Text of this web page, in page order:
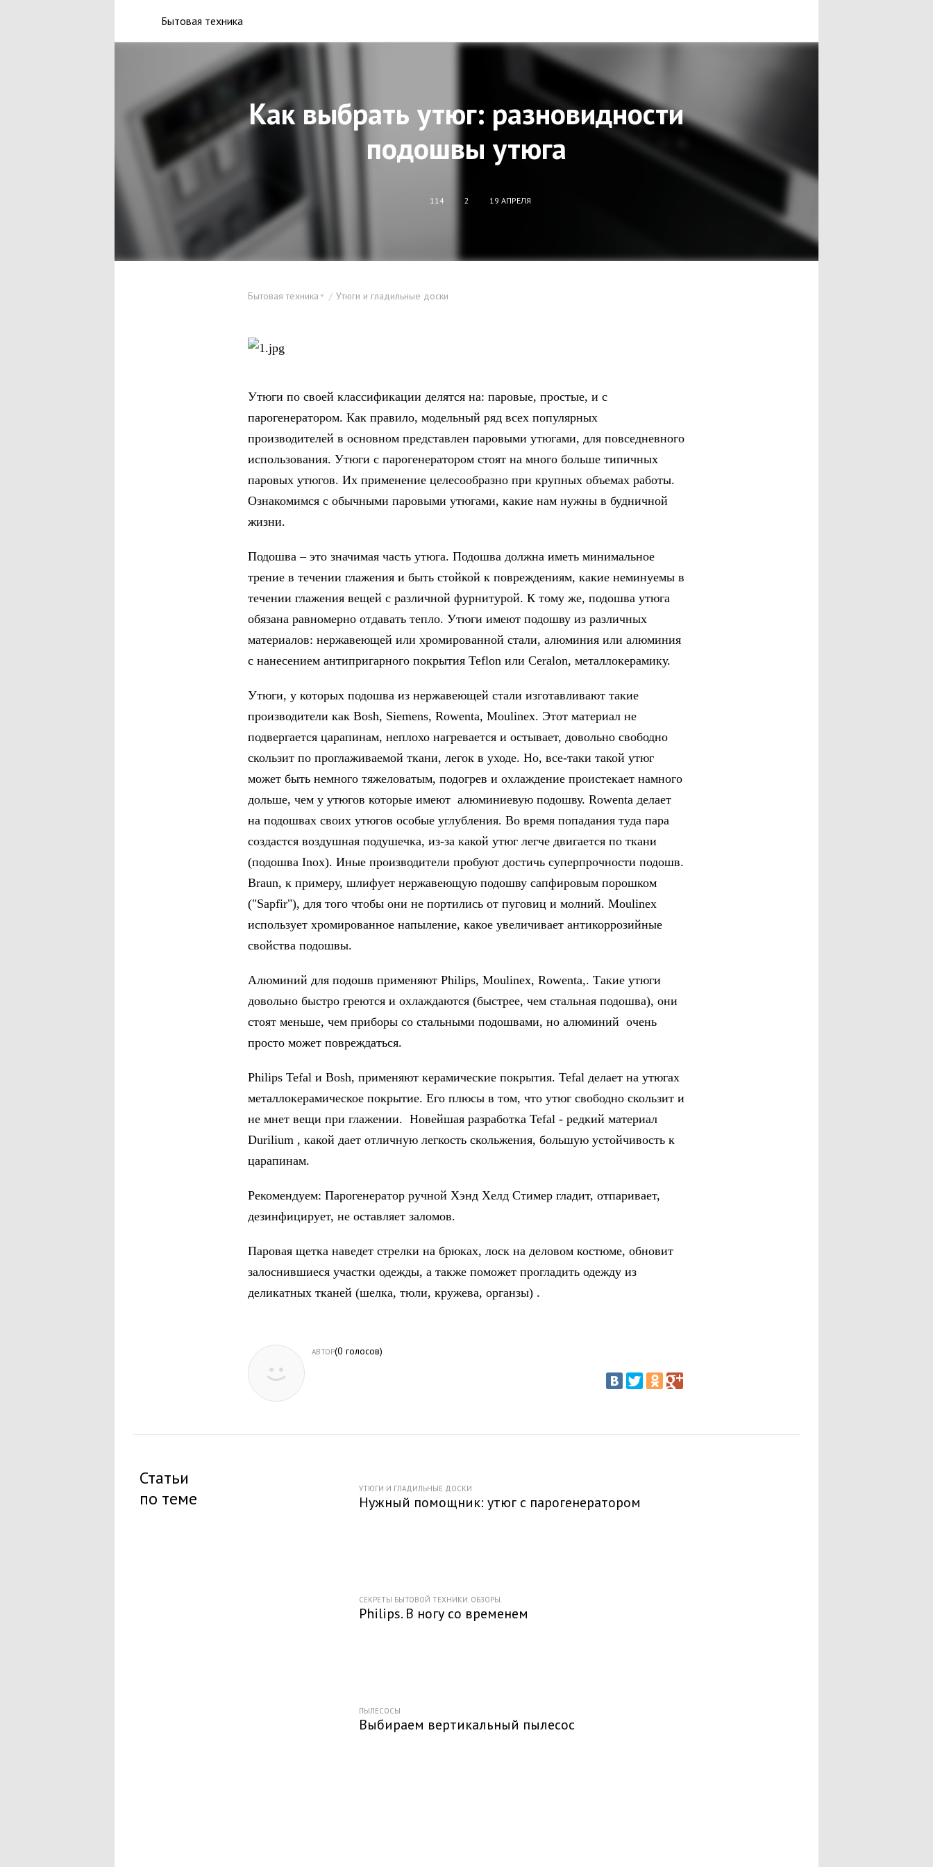
Бытовая техника
Как выбрать утюг: разновидности
подошвы утюга
114 2 19 АПРЕЛЯ
Бытовая техника Утюги и гладильные доски
Утюги по своей классификации делятся на: паровые, простые, и с
парогенератором. Как правило, модельный ряд всех популярных
производителей в основном представлен паровыми утюгами, для повседневного
использования. Утюги с парогенератором стоят на много больше типичных
паровых утюгов. Их применение целесообразно при крупных объемах работы.
Ознакомимся с обычными паровыми утюгами, какие нам нужны в будничной
жизни.
Подошва – это значимая часть утюга. Подошва должна иметь минимальное
трение в течении глажения и быть стойкой к повреждениям, какие неминуемы в
течении глажения вещей с различной фурнитурой. К тому же, подошва утюга
обязана равномерно отдавать тепло. Утюги имеют подошву из различных
материалов: нержавеющей или хромированной стали, алюминия или алюминия
с нанесением антипригарного покрытия Teflon или Ceralon, металлокерамику.
Утюги, у которых подошва из нержавеющей стали изготавливают такие
производители как Bosh, Siemens, Rowenta, Мoulinex. Этот материал не
подвергается царапинам, неплохо нагревается и остывает, довольно свободно
скользит по проглаживаемой ткани, легок в уходе. Но, все-таки такой утюг
может быть немного тяжеловатым, подогрев и охлаждение проистекает намного
дольше, чем у утюгов которые имеют алюминиевую подошву. Rowenta делает
на подошвах своих утюгов особые углубления. Во время попадания туда пара
создастся воздушная подушечка, из-за какой утюг легче двигается по ткани
(подошва Inox). Иные производители пробуют достичь суперпрочности подошв.
Braun, к примеру, шлифует нержавеющую подошву сапфировым порошком
("Sapfir"), для того чтобы они не портились от пуговиц и молний. Moulinex
использует хромированное напыление, какое увеличивает антикоррозийные
свойства подошвы.
Алюминий для подошв применяют Philips, Мoulinex, Rowenta,. Такие утюги
довольно быстро греются и охлаждаются (быстрее, чем стальная подошва), они
стоят меньше, чем приборы со стальными подошвами, но алюминий очень
просто может повреждаться.
Philips Tefal и Bosh, применяют керамические покрытия. Tefal делает на утюгах
металлокерамическое покрытие. Его плюсы в том, что утюг свободно скользит и
не мнет вещи при глажении. Новейшая разработка Tefal - редкий материал
Durilium , какой дает отличную легкость скольжения, большую устойчивость к
царапинам.
Рекомендуем: Парогенератор ручной Хэнд Хелд Стимер гладит, отпаривает,
дезинфицирует, не оставляет заломов.
Паровая щетка наведет стрелки на брюках, лоск на деловом костюме, обновит
залоснившиеся участки одежды, а также поможет прогладить одежду из
деликатных тканей (шелка, тюли, кружева, органзы) .
АВТОР(0 голосов)
Статьи
по теме
УТЮГИ И ГЛАДИЛЬНЫЕ ДОСКИ
Нужный помощник: утюг с парогенератором
СЕКРЕТЫ БЫТОВОЙ ТЕХНИКИ. ОБЗОРЫ.
Philips. В ногу со временем
ПЫЛЕСОСЫ
Выбираем вертикальный пылесос